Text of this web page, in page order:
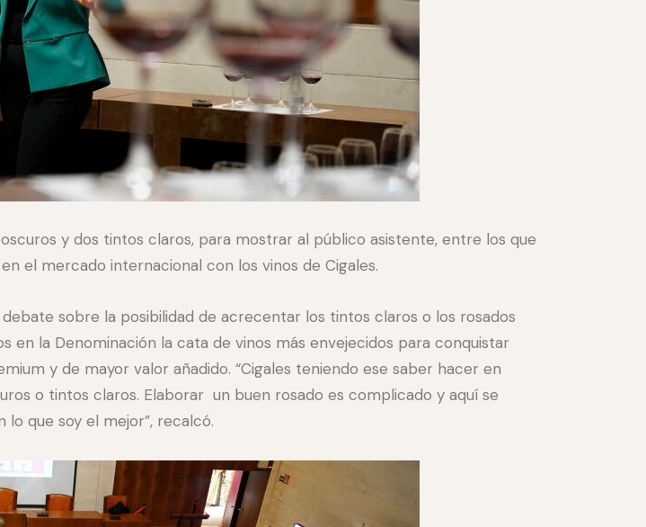
y dos tintos claros, para mostrar al público asistente, entre los que
el mercado internacional con los vinos de Cigales.
sobre la posibilidad de acrecentar los tintos claros o los rosados
la Denominación la cata de vinos más envejecidos para conquistar
y de mayor valor añadido. “Cigales teniendo ese saber hacer en
o tintos claros. Elaborar un buen rosado es complicado y aquí se
que soy el mejor”, recalcó.